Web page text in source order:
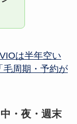
は半年空い
毛周期・予約が
・夜・週末